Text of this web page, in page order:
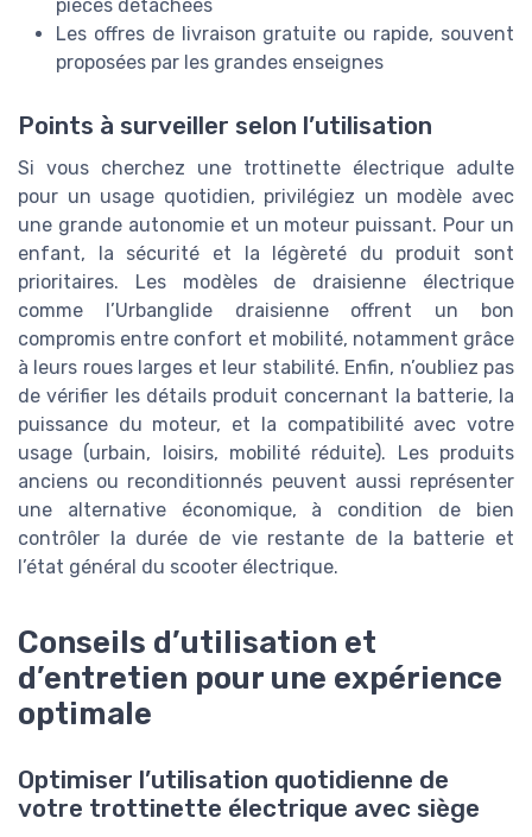
pièces détachées
Les offres de livraison gratuite ou rapide, souvent
proposées par les grandes enseignes
Points à surveiller selon l’utilisation
Si vous cherchez une trottinette électrique adulte
pour un usage quotidien, privilégiez un modèle avec
une grande autonomie et un moteur puissant. Pour un
enfant, la sécurité et la légèreté du produit sont
prioritaires. Les modèles de draisienne électrique
comme l’Urbanglide draisienne offrent un bon
compromis entre confort et mobilité, notamment grâce
à leurs roues larges et leur stabilité. Enfin, n’oubliez pas
de vérifier les détails produit concernant la batterie, la
puissance du moteur, et la compatibilité avec votre
usage (urbain, loisirs, mobilité réduite). Les produits
anciens ou reconditionnés peuvent aussi représenter
une alternative économique, à condition de bien
contrôler la durée de vie restante de la batterie et
l’état général du scooter électrique.
Conseils d’utilisation et
d’entretien pour une expérience
optimale
Optimiser l’utilisation quotidienne de
votre trottinette électrique avec siège